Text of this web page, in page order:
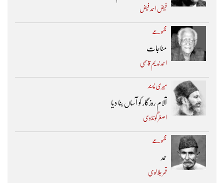
فیض احمد فیض
مجموعے
مناجات
احمد ندیم قاسمی
میری پسند
آلام روزگار کو آساں بنا دیا
اصغر گونڈوی
مجموعے
حمد
قمر جلالوی